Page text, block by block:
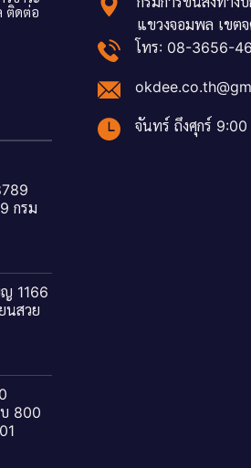
ติดต่อ
กรม
1166
นสวย
800
แขวงจอมพล เขต
โทร: 08-3656-
จันทร์ ถึงศุกร์